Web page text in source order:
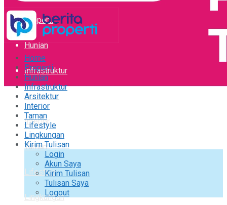
Properti
Hunian
Infrastruktur
Arsitektur
Interior
Taman
Lifestyle
Lingkungan
Home
Properti
Hunian
Infrastruktur
Arsitektur
Interior
Taman
Lifestyle
Lingkungan
Kirim Tulisan
Login
Akun Saya
Kirim Tulisan
Tulisan Saya
Logout